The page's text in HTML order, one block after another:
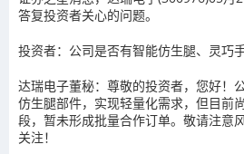
答复投资者关心的问题。
投资者：公司是否有智能仿生腿、灵巧
达瑞电子董秘：尊敬的投资者，您好！
仿生腿部件，实现轻量化需求，但目前
段，暂未形成批量合作订单。敬请注意
关注！